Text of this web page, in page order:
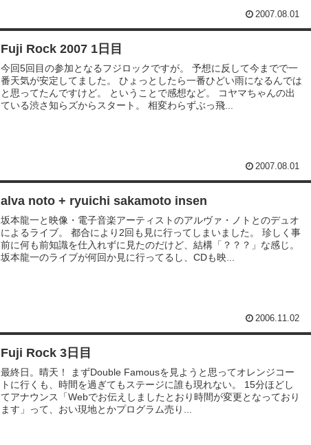
2007.08.01
Fuji Rock 2007 1日目
今回5回目の参加となるフジロックですが。 予想に反して今までで一
番天気が安定してました。 ひょっとしたら一番ひどい雨になるんでは
と思ってたんですけど。 ということで感想など。 コヤマちゃんの出
ている渋さ知らズからスタート。 相変わらずぶっ飛...
2007.08.01
alva noto + ryuichi sakamoto insen
坂本龍一と映像・電子音楽アーティストのアルヴァ・ノトとのデュオ
によるライブ。 都合により2回も見に行ってしまいました。 珍しく事
前に何も前知識を仕入れずに見たのだけど、結構「？？？」な感じ。
坂本龍一のライブが何回か見に行ってるし、CDも映...
2006.11.02
Fuji Rock 3日目
最終日。晴天！ まずDouble Famousを見ようと思ってオレンジコー
トに行くも、時間を過ぎてもステージに誰も現れない。 15分ほどし
てアナウンス「Webでお伝えしましたとおり時間が変更となっており
ます」って、おい現地とかプログラム売り...